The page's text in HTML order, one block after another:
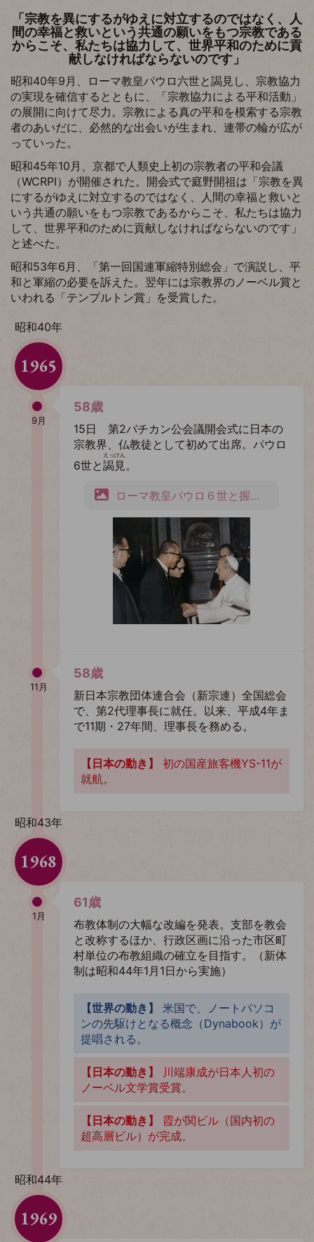
「宗教を異にするがゆえに対立するのではなく、人
間の幸福と救いという共通の願いをもつ宗教である
からこそ、私たちは協力して、世界平和のために貢
献しなければならないのです」
昭和40年9月、ローマ教皇パウロ六世と謁見し、宗教協力
の実現を確信するとともに、「宗教協力による平和活動」
の展開に向けて尽力。宗教による真の平和を模索する宗教
者のあいだに、必然的な出会いが生まれ、連帯の輪が広が
っていった。
昭和45年10月、京都で人類史上初の宗教者の平和会議
（WCRPⅠ）が開催された。開会式で庭野開祖は「宗教を異
にするがゆえに対立するのではなく、人間の幸福と救いと
いう共通の願いをもつ宗教であるからこそ、私たちは協力
して、世界平和のために貢献しなければならないのです」
と述べた。
昭和53年6月、「第一回国連軍縮特別総会」で演説し、平
和と軍縮の必要を訴えた。翌年には宗教界のノーベル賞と
いわれる「テンプルトン賞」を受賞した。
昭和40年
1965
9月
58歳
15日 第2バチカン公会議開会式に日本の
宗教界、仏教徒として初めて出席。パウロ
6世と謁見
えっけん
。
ローマ教皇パウロ６世と握手を交わす
11月
58歳
新日本宗教団体連合会（新宗連）全国総会
で、第2代理事長に就任。以来、平成4年ま
で11期・27年間、理事長を務める。
【日本の動き】
初の国産旅客機YS-11が
就航。
昭和43年
1968
1月
61歳
布教体制の大幅な改編を発表。支部を教会
と改称するほか、行政区画に沿った市区町
村単位の布教組織の確立を目指す。（新体
制は昭和44年1月1日から実施）
【世界の動き】
米国で、ノートパソコ
ンの先駆けとなる概念（Dynabook）が
提唱される。
【日本の動き】
川端康成が日本人初の
ノーベル文学賞受賞。
【日本の動き】
霞が関ビル（国内初の
超高層ビル）が完成。
昭和44年
1969